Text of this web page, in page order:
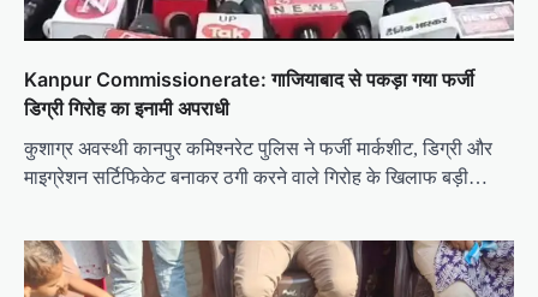
Kanpur Commissionerate: गाजियाबाद से पकड़ा गया फर्जी
डिग्री गिरोह का इनामी अपराधी
कुशाग्र अवस्थी कानपुर कमिश्नरेट पुलिस ने फर्जी मार्कशीट, डिग्री और
माइग्रेशन सर्टिफिकेट बनाकर ठगी करने वाले गिरोह के खिलाफ बड़ी…